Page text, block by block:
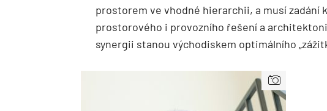
prostorem ve vhodné hierarchii, a musí zadání
prostorového i provozního řešení a
synergii stanou východiskem optimálního